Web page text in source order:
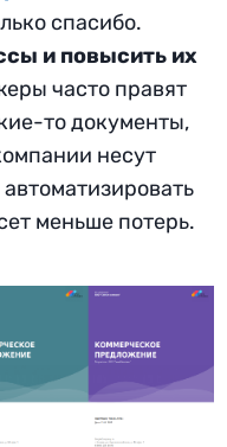
спасибо.
и повысить их
часто правят
то документы,
несут
меньше потерь.